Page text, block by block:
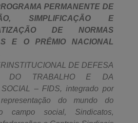
PERMANENTE DE
SIMPLIFICAÇÃO E
DE NORMAS
E O PRÊMIO NACIONAL
DE DEFESA
DO TRABALHO E DA
– FIDS, integrado por
do mundo do
campo social, Sindicatos,